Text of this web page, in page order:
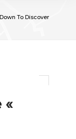
To Discover
«